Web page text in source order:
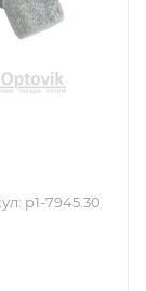
p1-7945.30